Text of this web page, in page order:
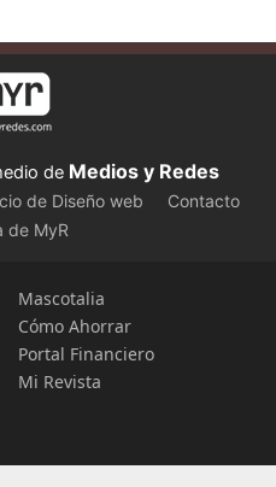
de Medios y Redes
de Diseño web
Contacto
de MyR
Mascotalia
Cómo Ahorrar
Portal Financiero
Mi Revista